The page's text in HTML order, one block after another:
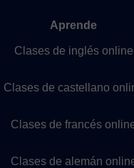
Aprende
Clases de inglés online
Clases de castellano
Clases de francés
Clases de alemán